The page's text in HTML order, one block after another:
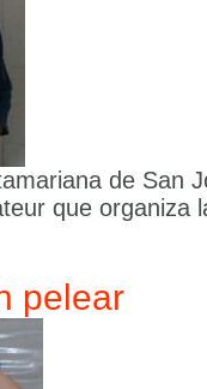
de San
que organiza
pelear